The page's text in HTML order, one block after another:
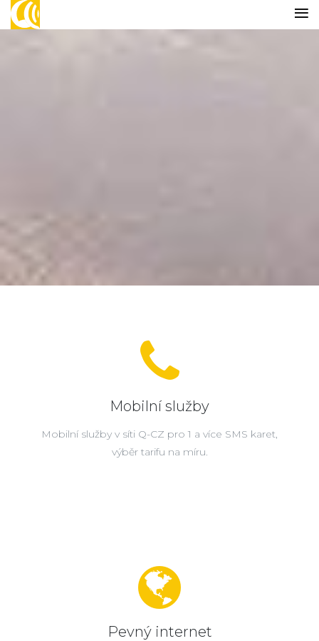
Mobilní služby
Mobilní služby v síti Q-CZ pro 1 a více SMS karet,
výběr tarifu na míru.
Pevný internet